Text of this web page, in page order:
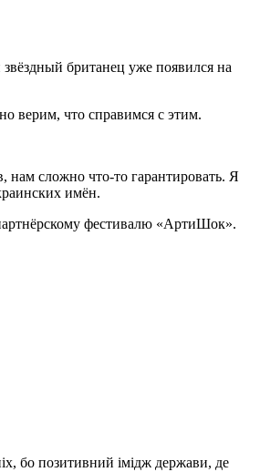
британец уже появился на
верим, что справимся с этим.
нам сложно что-то гарантировать. Я
имён.
фестивалю «АртиШок».
бо позитивний імідж держави, де